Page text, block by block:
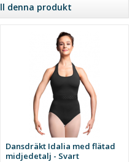
denna produkt
Dansdräkt Idalia med flätad
midjedetalj - Svart